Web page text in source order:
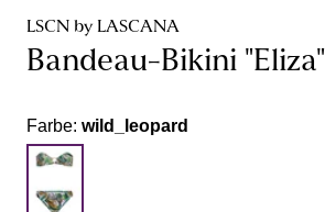
LSCN by LASCANA
Bandeau-Bikini "Eliza"
Farbe: wild_leopard